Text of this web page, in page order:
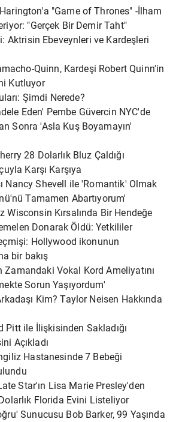
"Game of Thrones" -İlham
"Gerçek Bir Demir Taht"
Aktrisin Ebeveynleri ve Kardeşleri
Quinn, Kardeşi Robert Quinn'in
Kutluyor
Şimdi Nerede?
Eden' Pembe Güvercin NYC'de
Sonra 'Asla Kuş Boyamayın'
28 Dolarlık Bluz Çaldığı
Karşı Karşıya
Nancy Shevell ile 'Romantik' Olmak
Tamamen Abartıyorum'
Wisconsin Kırsalında Bir Hendeğe
Donarak Öldü: Yetkililer
Hollywood ikonunun
bir bakış
Zamandaki Vokal Kord Ameliyatını
Sorun Yaşıyordum'
Kim? Taylor Neisen Hakkında
Pitt ile İlişkisinden Sakladığı
Açıkladı
Hastanesinde 7 Bebeği
Star'ın Lisa Marie Presley'den
Florida Evini Listeliyor
Sunucusu Bob Barker, 99 Yaşında